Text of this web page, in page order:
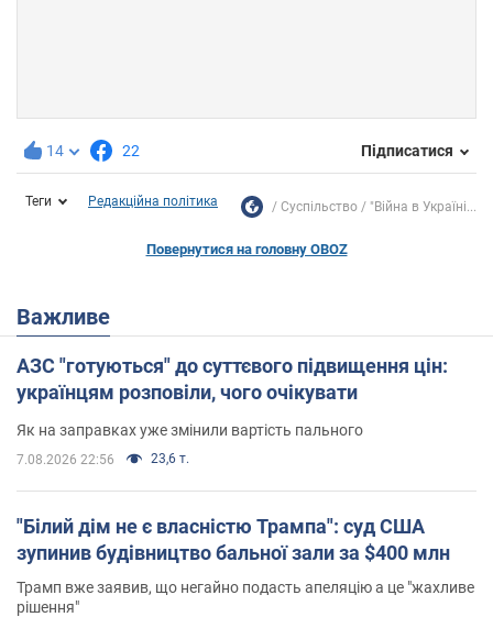
14 22 Підписатися
Теги Редакційна політика Суспільство "Війна в Україні...
Повернутися на головну OBOZ
Важливе
АЗС "готуються" до суттєвого підвищення цін:
українцям розповіли, чого очікувати
Як на заправках уже змінили вартість пального
7.08.2026 22:56 23,6 т.
"Білий дім не є власністю Трампа": суд США
зупинив будівництво бальної зали за $400 млн
Трамп вже заявив, що негайно подасть апеляцію а це "жахливе
рішення"